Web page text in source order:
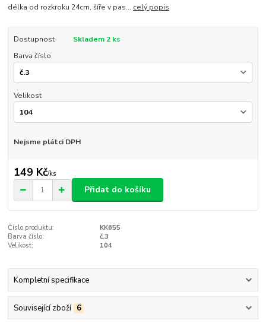
délka od rozkroku 24cm, šíře v pas... celý popis
Dostupnost
Skladem 2 ks
Barva číslo
Velikost
Nejsme plátci DPH
149 Kč/ks
Přidat do košíku
Číslo produktu:
KK655
Barva číslo:
č.3
Velikost:
104
Kompletní specifikace
Související zboží 6